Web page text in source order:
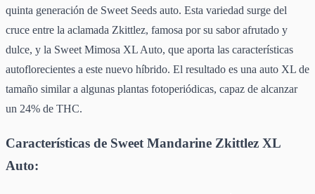
quinta generación de Sweet Seeds auto. Esta variedad surge del
cruce entre la aclamada Zkittlez, famosa por su sabor afrutado y
dulce, y la Sweet Mimosa XL Auto, que aporta las características
autoflorecientes a este nuevo híbrido. El resultado es una auto XL de
tamaño similar a algunas plantas fotoperiódicas, capaz de alcanzar
un 24% de THC.
Características de Sweet Mandarine Zkittlez XL
Auto: